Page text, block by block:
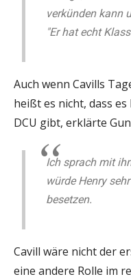
verkünden kann
"Er hat echt
Auch wenn Cavills
heißt es nicht, dass
DCU gibt, erklärte
Ich sprach mit
würde Henry
besetzen.
Cavill wäre nicht der
eine andere Rolle im